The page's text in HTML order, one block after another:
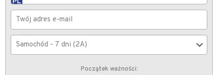
Początek ważności: